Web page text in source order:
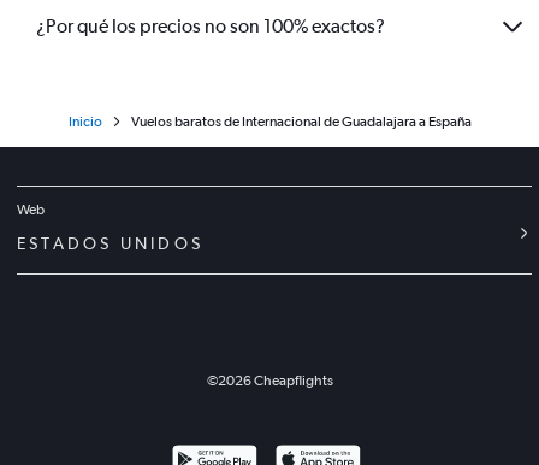
¿Por qué los precios no son 100% exactos?
Inicio Vuelos baratos de Internacional de Guadalajara a España
Web
ESTADOS UNIDOS
©2026Cheapflights